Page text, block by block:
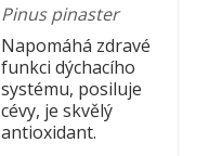
Pinus pinaster
Napomáhá zdravé
funkci dýchacího
systému, posiluje
cévy, je skvělý
antioxidant.